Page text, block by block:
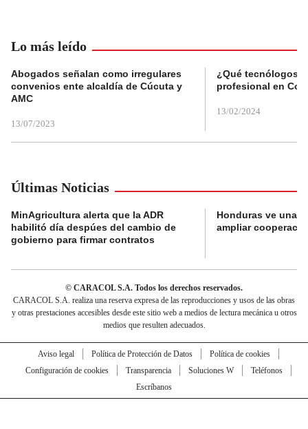
Lo más leído
Abogados señalan como irregulares
convenios ente alcaldía de Cúcuta y
AMC
13/07/2023
¿Qué tecnólogos
profesional en
13/02/2024
Últimas Noticias
MinAgricultura alerta que la ADR
habilitó día despúes del cambio de
gobierno para firmar contratos
Honduras ve una
ampliar
© CARACOL S.A. Todos los derechos reservados.
CARACOL S.A. realiza una reserva expresa de las reproducciones y usos de las obras
y otras prestaciones accesibles desde este sitio web a medios de lectura mecánica u otros
medios que resulten adecuados.
Aviso legal Política de Protección de Datos
Política de cookies
Configuración de cookies
Transparencia Soluciones W
Teléfonos
Escríbanos